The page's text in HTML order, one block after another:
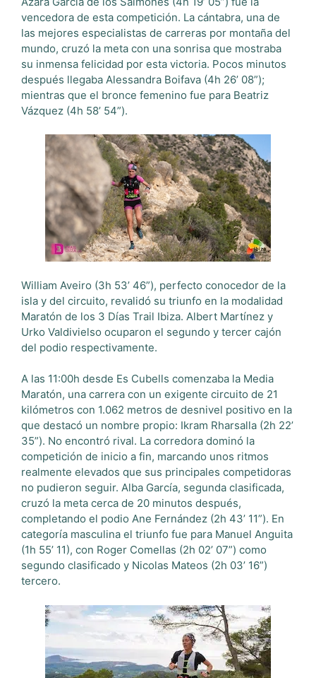
vencedora de esta competición. La cántabra, una de
las mejores especialistas de carreras por montaña del
mundo, cruzó la meta con una sonrisa que mostraba
su inmensa felicidad por esta victoria. Pocos minutos
después llegaba Alessandra Boifava (4h 26’ 08”);
mientras que el bronce femenino fue para Beatriz
Vázquez (4h 58’ 54”).
William Aveiro (3h 53’ 46”), perfecto conocedor de la
isla y del circuito, revalidó su triunfo en la modalidad
Maratón de los 3 Días Trail Ibiza. Albert Martínez y
Urko Valdivielso ocuparon el segundo y tercer cajón
del podio respectivamente.
A las 11:00h desde Es Cubells comenzaba la Media
Maratón, una carrera con un exigente circuito de 21
kilómetros con 1.062 metros de desnivel positivo en la
que destacó un nombre propio: Ikram Rharsalla (2h 22’
35”). No encontró rival. La corredora dominó la
competición de inicio a fin, marcando unos ritmos
realmente elevados que sus principales competidoras
no pudieron seguir. Alba García, segunda clasificada,
cruzó la meta cerca de 20 minutos después,
completando el podio Ane Fernández (2h 43’ 11”). En
categoría masculina el triunfo fue para Manuel Anguita
(1h 55’ 11), con Roger Comellas (2h 02’ 07”) como
segundo clasificado y Nicolas Mateos (2h 03’ 16”)
tercero.